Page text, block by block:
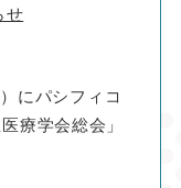
せ
にパシフィコ
療学会総会」